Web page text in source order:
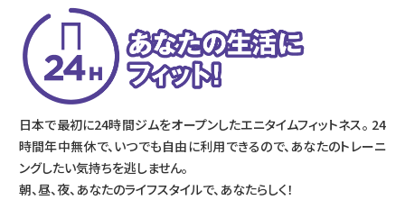
日本で最初に24時間ジムをオープンしたエニタイムフィットネス。 24
時間年中無休で、いつでも自由に利用できるので、あなたのトレーニ
ングしたい気持ちを逃しません。
朝、昼、夜、あなたのライフスタイルで、あなたらしく！